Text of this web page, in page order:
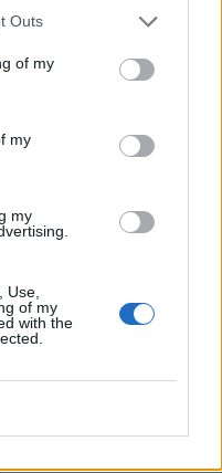
Outs
of my
my
my
Use,
of my
with the
cabeça:
via Correios
SP
artificial
(lat.)